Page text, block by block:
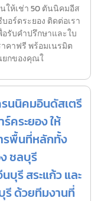
ให้เช่า 50 ตันนิคมอีส
อร์ดระยอง ติดต่อเรา
อรับคำปรึกษาและใบ
คาฟรี พร้อมเนรมิต
ยกของคุณใ
รนนิคมอินดัสเตรี
คระยอง ให้
รพื้นที่หลักทั้ง
ชลบุรี
บุรี สระแก้ว และ
รี ด้วยทีมงานที่